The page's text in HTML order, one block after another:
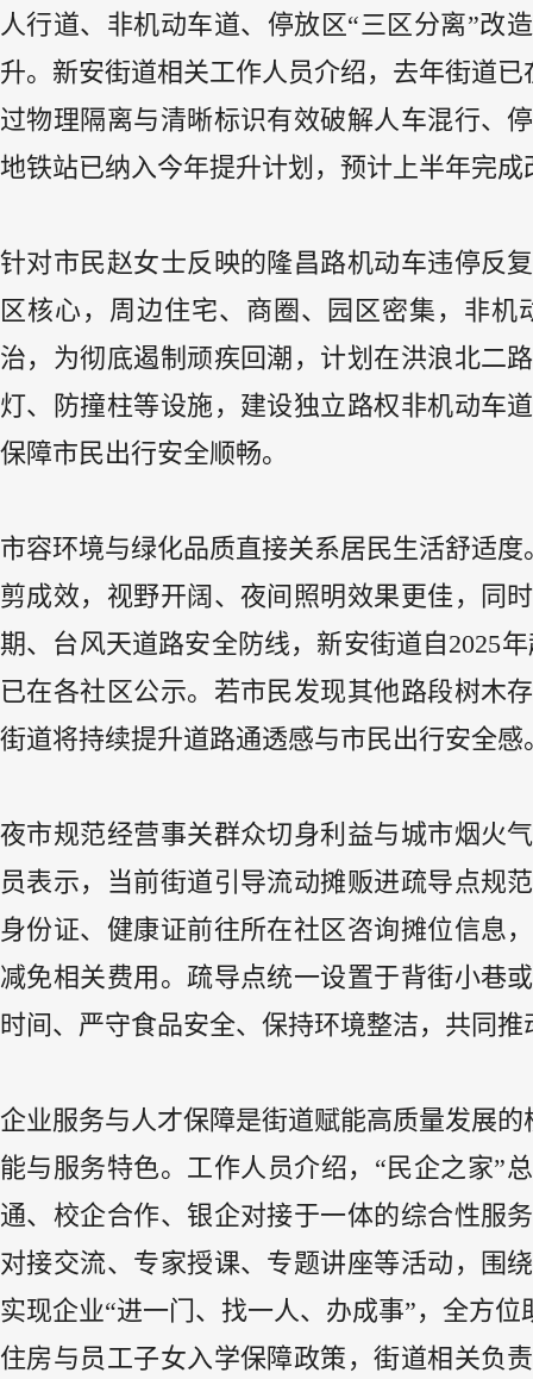
人行道、非机动车道、停放区“三区分离”改
升。新安街道相关工作人员介绍，去年街道
过物理隔离与清晰标识有效破解人车混行、
地铁站已纳入今年提升计划，预计上半年完
针对市民赵女士反映的隆昌路机动车违停反
区核心，周边住宅、商圈、园区密集，非
治，为彻底遏制顽疾回潮，计划在洪浪北二
灯、防撞柱等设施，建设独立路权非机动车
保障市民出行安全顺畅。
市容环境与绿化品质直接关系居民生活舒适
剪成效，视野开阔、夜间照明效果更佳，同
期、台风天道路安全防线，新安街道自2025
已在各社区公示。若市民发现其他路段树木
街道将持续提升道路通透感与市民出行安全感
夜市规范经营事关群众切身利益与城市烟火
员表示，当前街道引导流动摊贩进疏导点规
身份证、健康证前往所在社区咨询摊位信息
减免相关费用。疏导点统一设置于背街小巷
时间、严守食品安全、保持环境整洁，共同
企业服务与人才保障是街道赋能高质量发展
能与服务特色。工作人员介绍，“民企之家”
通、校企合作、银企对接于一体的综合性服
对接交流、专家授课、专题讲座等活动，围
实现企业“进一门、找一人、办成事”，全方
住房与员工子女入学保障政策，街道相关负